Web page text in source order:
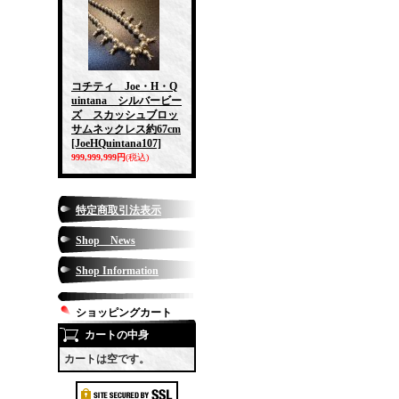
コチティ Joe・H・Q
uintana シルバービー
ズ スカッシュブロッ
サムネックレス約67cm
[JoeHQuintana107]
999,999,999円(税込)
特定商取引法表示
Shop News
Shop Information
ショッピングカート
カートの中身
カートは空です。